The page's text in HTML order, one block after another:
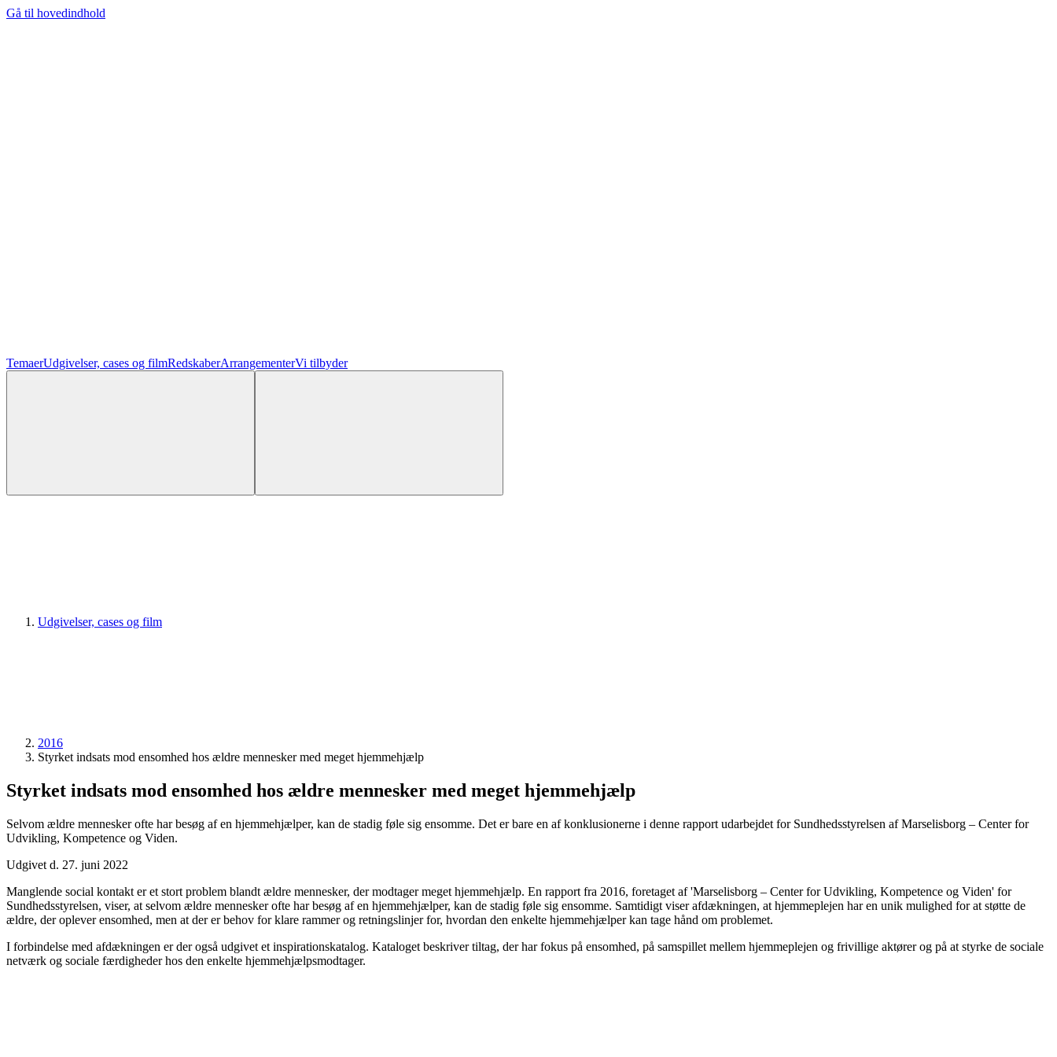
Gå til hovedindhold
TemaerUdgivelser, cases og filmRedskaberArrangementerVi tilbyder
Udgivelser, cases og film
2016
Styrket indsats mod ensomhed hos ældre mennesker med meget hjemmehjælp
Styrket indsats mod ensomhed hos ældre mennesker med meget hjemmehjælp
Selvom ældre mennesker ofte har besøg af en hjemmehjælper, kan de stadig føle sig ensomme. Det er bare en af konklusionerne i denne rapport udarbejdet for Sundhedsstyrelsen af Marselisborg – Center for
Udvikling, Kompetence og Viden.
Udgivet d. 27. juni 2022
Manglende social kontakt er et stort problem blandt ældre mennesker, der modtager meget hjemmehjælp. En rapport fra 2016, foretaget af 'Marselisborg – Center for Udvikling, Kompetence og Viden' for
Sundhedsstyrelsen, viser, at selvom ældre mennesker ofte har besøg af en hjemmehjælper, kan de stadig føle sig ensomme. Samtidigt viser afdækningen, at hjemmeplejen har en unik mulighed for at støtte de
ældre, der oplever ensomhed, men at der er behov for klare rammer og retningslinjer for, hvordan den enkelte hjemmehjælper kan tage hånd om problemet.
I forbindelse med afdækningen er der også udgivet et inspirationskatalog. Kataloget beskriver tiltag, der har fokus på ensomhed, på samspillet mellem hjemmeplejen og frivillige aktører og på at styrke de sociale
netværk og sociale færdigheder hos den enkelte hjemmehjælpsmodtager.